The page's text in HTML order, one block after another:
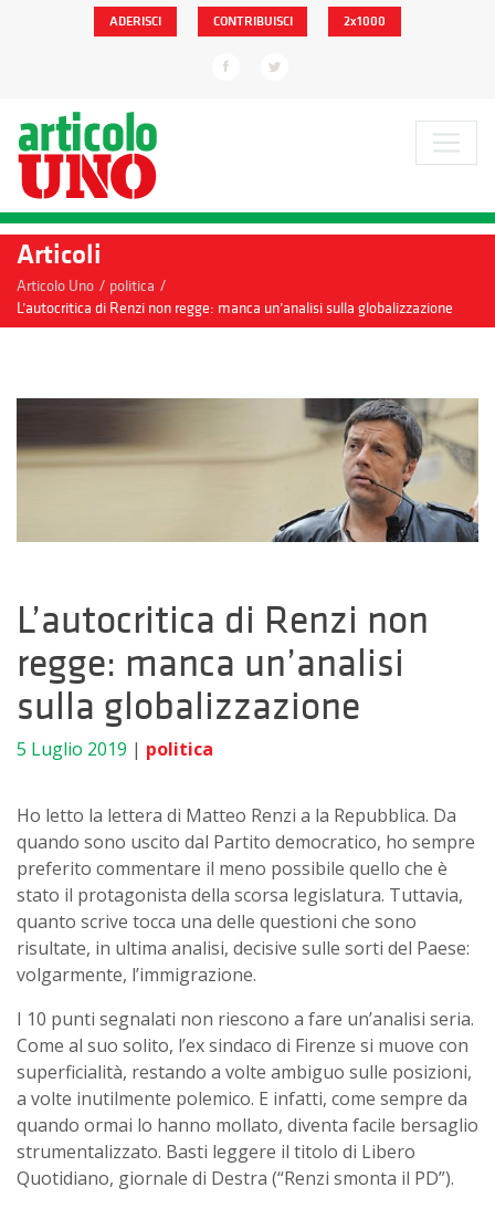
ADERISCI CONTRIBUISCI 2x1000
Articoli
Articolo Uno / politica /
L’autocritica di Renzi non regge: manca un’analisi sulla globalizzazione
L’autocritica di Renzi non
regge: manca un’analisi
sulla globalizzazione
5 Luglio 2019 | politica
Ho letto la lettera di Matteo Renzi a la Repubblica. Da
quando sono uscito dal Partito democratico, ho sempre
preferito commentare il meno possibile quello che è
stato il protagonista della scorsa legislatura. Tuttavia,
quanto scrive tocca una delle questioni che sono
risultate, in ultima analisi, decisive sulle sorti del Paese:
volgarmente, l’immigrazione.
I 10 punti segnalati non riescono a fare un’analisi seria.
Come al suo solito, l’ex sindaco di Firenze si muove con
superficialità, restando a volte ambiguo sulle posizioni,
a volte inutilmente polemico. E infatti, come sempre da
quando ormai lo hanno mollato, diventa facile bersaglio
strumentalizzato. Basti leggere il titolo di Libero
Quotidiano, giornale di Destra (“Renzi smonta il PD”).